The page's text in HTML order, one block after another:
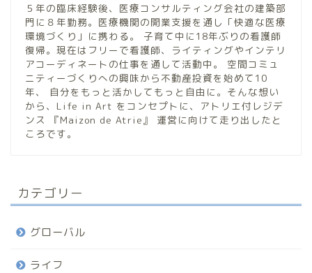
５年の臨床経験後、医療コンサルティング会社の建築部
門に８年勤務。医療機関の開業支援を通し「快適な医療
環境づくり」に携わる。 子育て中に18年ぶりの看護師
復帰。現在はフリーで看護師、ライティングやインテリ
アコーディネートの仕事を通して活動中。 空間コミュ
ニティーづくりへの興味から不動産投資を始めて10
年、 自分をもっと活かしてもっと自由に。そんな想い
から、Life in Art をコンセプトに、アトリエ付レジデ
ンス 『Maizon de Atrie』 運営に向けて走り出したと
ころです。
カテゴリー
グローバル
ライフ